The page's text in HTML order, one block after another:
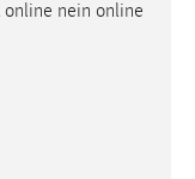
online nein online